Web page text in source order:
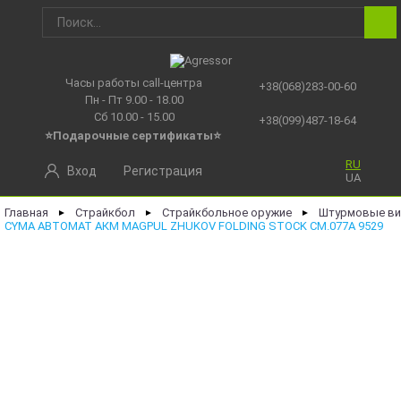
Часы работы call-центра
Пн - Пт 9.00 - 18.00
Сб 10.00 - 15.00
⭐Подарочные сертификаты⭐
+38(068)283-00-60
+38(099)487-18-64
RU
UA
Вход Регистрация
Главная ► Страйкбол ► Страйкбольное оружие ►
Штурмовые
CYMA АВТОМАТ АКM MAGPUL ZHUKOV FOLDING STOCK CM.077A 9529